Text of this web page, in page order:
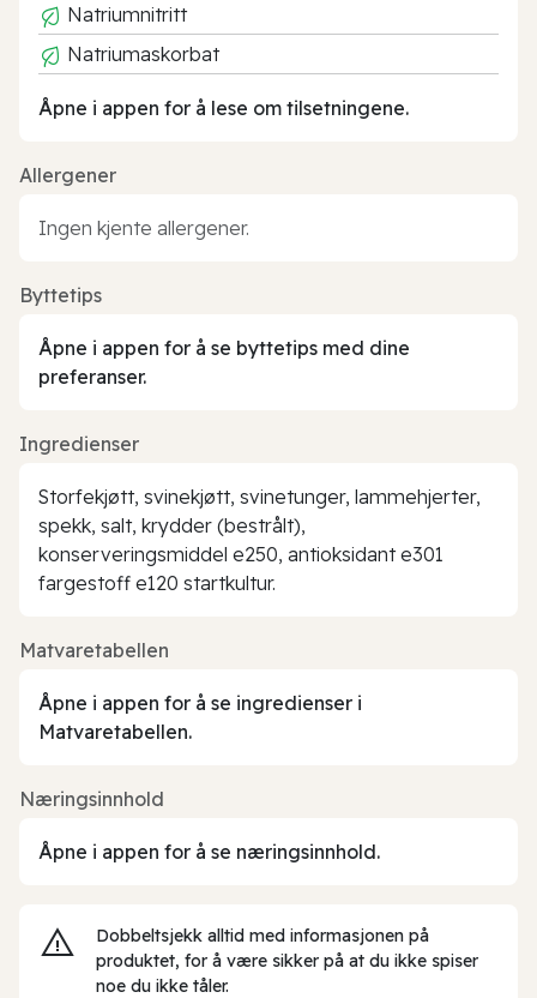
Natriumnitritt
Natriumaskorbat
Åpne i appen for å lese om tilsetningene.
Allergener
Ingen kjente allergener.
Byttetips
Åpne i appen for å se byttetips med dine
preferanser.
Ingredienser
Storfekjøtt, svinekjøtt, svinetunger, lammehjerter,
spekk, salt, krydder (bestrålt),
konserveringsmiddel e250, antioksidant e301
fargestoff e120 startkultur.
Matvaretabellen
Åpne i appen for å se ingredienser i
Matvaretabellen.
Næringsinnhold
Åpne i appen for å se næringsinnhold.
Dobbeltsjekk alltid med informasjonen på
produktet, for å være sikker på at du ikke spiser
noe du ikke tåler.